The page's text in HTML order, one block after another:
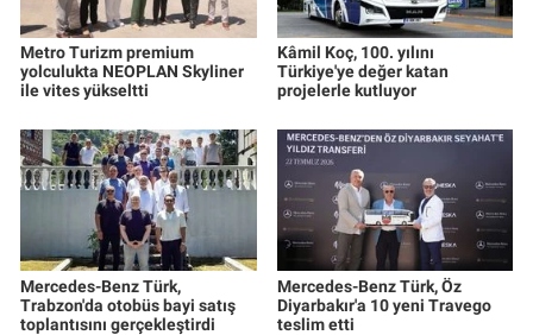
Metro Turizm premium
yolculukta NEOPLAN Skyliner
ile vites yükseltti
Kâmil Koç, 100. yılını
Türkiye'ye değer katan
projelerle kutluyor
Mercedes-Benz Türk,
Trabzon'da otobüs bayi satış
toplantısını gerçekleştirdi
Mercedes-Benz Türk, Öz
Diyarbakır'a 10 yeni Travego
teslim etti